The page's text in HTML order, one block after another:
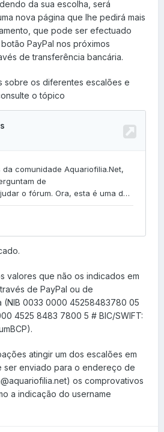
da sua escolha, será
nova página que lhe pedirá mais
que pode ser efectuado
PayPal nos próximos
de transferência bancária.
sobre os diferentes escalões e
o tópico
valores que não os indicados em
de PayPal ou de
(NIB 0033 0000 45258483780 05
4525 8483 7800 5 # BIC/SWIFT:
atingir um dos escalões em
ser enviado para o endereço de
os comprovativos
a indicação do username